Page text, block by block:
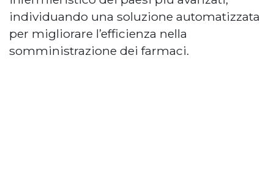
individuando una soluzione automatizzata
per migliorare l’efficienza nella
somministrazione dei farmaci.